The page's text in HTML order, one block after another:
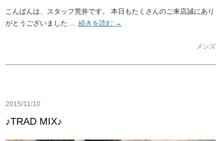
こんばんは、スタッフ荒井です。 本日もたくさんのご来店誠にあり
がとうございました …続きを読む →
メンズ
2015/11/10
♪TRAD MIX♪